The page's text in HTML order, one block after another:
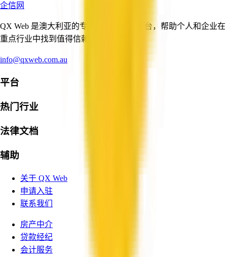
企信网
QX Web 是澳大利亚的专业与商业服务平台，帮助个人和企业在
重点行业中找到值得信赖的服务提供商。
info@qxweb.com.au
平台
热门行业
法律文档
辅助
关于 QX Web
申请入驻
联系我们
房产中介
贷款经纪
会计服务